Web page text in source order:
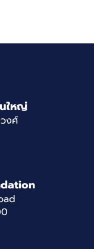
ใหญ่
งศ์